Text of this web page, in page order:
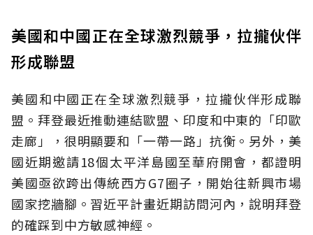
美國和中國正在全球激烈競爭，拉攏伙伴
形成聯盟
美國和中國正在全球激烈競爭，拉攏伙伴形成聯
盟。拜登最近推動連結歐盟、印度和中東的「印歐
走廊」，很明顯要和「一帶一路」抗衡。另外，美
國近期邀請18個太平洋島國至華府開會，都證明
美國亟欲跨出傳統西方G7圈子，開始往新興市場
國家挖牆腳。習近平計畫近期訪問河內，說明拜登
的確踩到中方敏感神經。